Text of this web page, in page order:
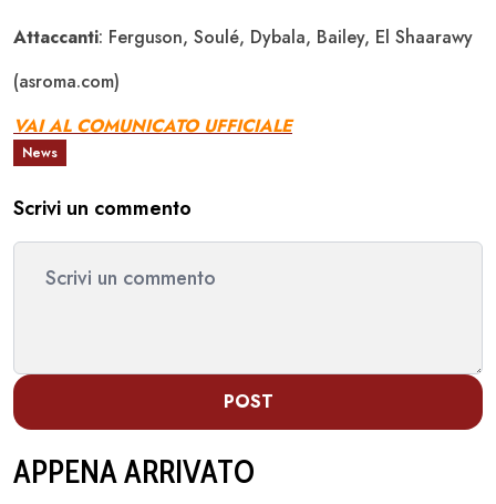
Attaccanti: Ferguson, Soulé, Dybala, Bailey, El Shaarawy
(asroma.com)
VAI AL COMUNICATO UFFICIALE
News
Scrivi un commento
POST
APPENA ARRIVATO